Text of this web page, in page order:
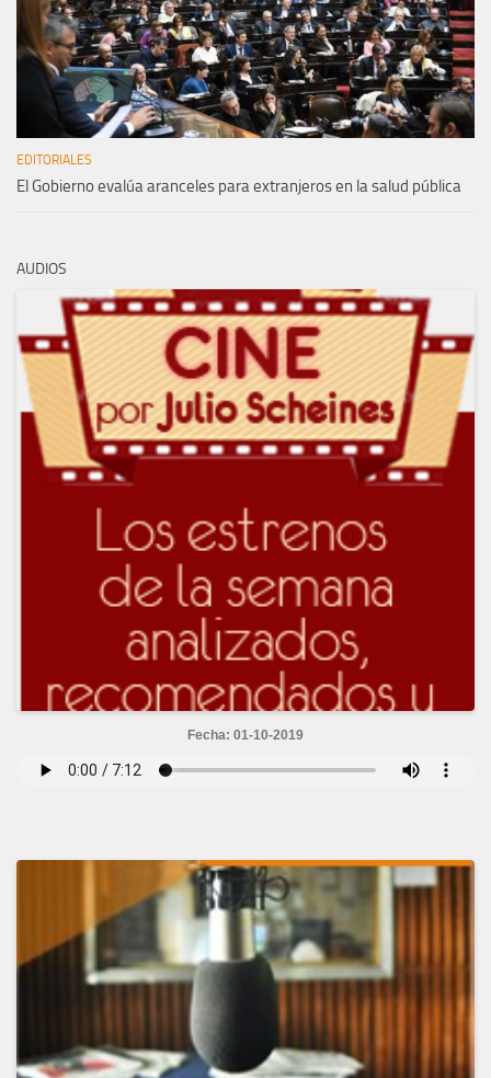
EDITORIALES
El Gobierno evalúa aranceles para extranjeros en la salud pública
AUDIOS
Fecha: 01-10-2019